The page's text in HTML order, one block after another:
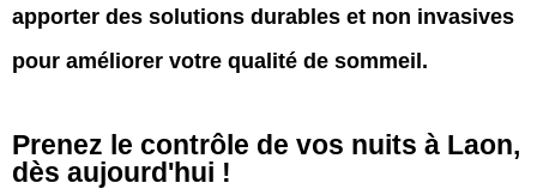
apporter des solutions durables et non invasives
pour améliorer votre qualité de sommeil.
Prenez le contrôle de vos nuits à Laon,
dès aujourd'hui !